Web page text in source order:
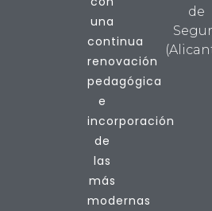
una
continua
renovación
pedagógica
e
incorporación
de
las
más
modernas
de